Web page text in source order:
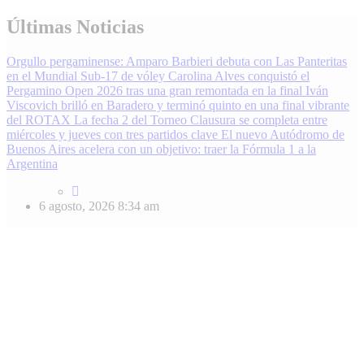
Skip
to
Últimas Noticias
Orgullo pergaminense: Amparo Barbieri debuta con Las Panteritas
en el Mundial Sub-17 de vóley Carolina Alves conquistó el
Pergamino Open 2026 tras una gran remontada en la final Iván
Viscovich brilló en Baradero y terminó quinto en una final vibrante
del ROTAX La fecha 2 del Torneo Clausura se completa entre
miércoles y jueves con tres partidos clave El nuevo Autódromo de
Buenos Aires acelera con un objetivo: traer la Fórmula 1 a la
Argentina
6 agosto, 2026 8:34 am